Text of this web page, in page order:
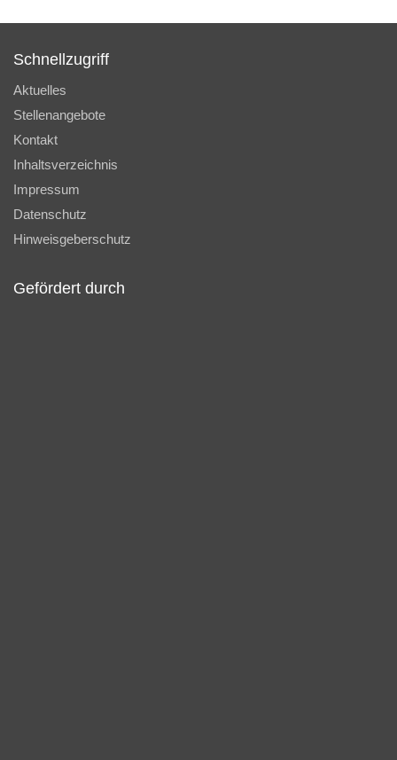
Schnellzugriff
Aktuelles
Stellenangebote
Kontakt
Inhaltsverzeichnis
Impressum
Datenschutz
Hinweisgeberschutz
Gefördert durch